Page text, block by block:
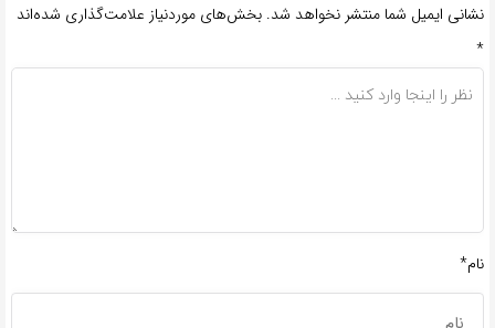
نشانی ایمیل شما منتشر نخواهد شد. بخش‌های موردنیاز علامت‌گذاری شده‌اند
*
نام*